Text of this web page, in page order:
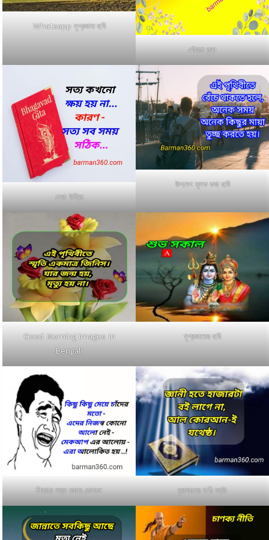
Whatsapp সুপ্রভাত ছবি
গৌতম বুদ্ধ
সেরা উক্তি
উপদেশ মূলক কথা ছবি
Good Morning images In
Bengali
সুপ্রভাতের ছবি
পিকচার নতুন মজার জোকস কুরআনের বাণী ফটো